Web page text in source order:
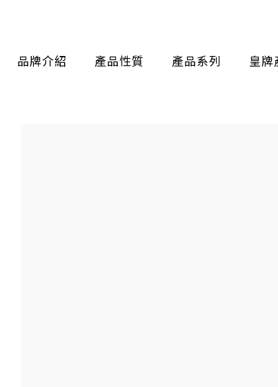
品牌介紹 產品性質 產品系列 皇牌